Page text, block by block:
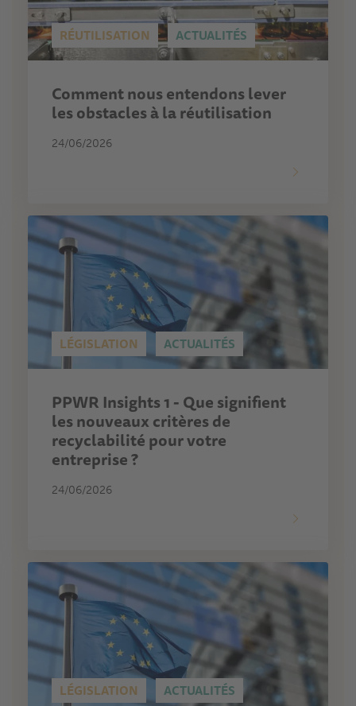
RÉUTILISATION ACTUALITÉS
Comment nous entendons lever
les obstacles à la réutilisation
24/06/2026
LÉGISLATION ACTUALITÉS
PPWR Insights 1 - Que signifient
les nouveaux critères de
recyclabilité pour votre
entreprise ?
24/06/2026
LÉGISLATION ACTUALITÉS